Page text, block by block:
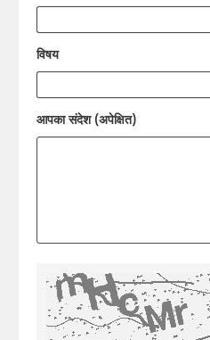
विषय
आपका संदेश (अपेक्षित)